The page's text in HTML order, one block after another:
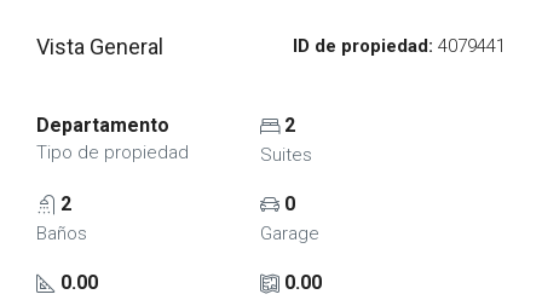
Vista General ID de propiedad: 4079441
Departamento
Tipo de propiedad
2
Suites
2
Baños
0
Garage
0.00 0.00